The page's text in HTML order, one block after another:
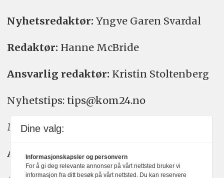
Nyhetsredaktør: Yngve Garen Svardal
Redaktør: Hanne McBride
Ansvarlig redaktør: Kristin Stoltenberg
Nyhetstips: tips@kom24.no
Meninger: meninger@kom24.no
Annonse: annonse@watchmedia.no
Dine valg:
Informasjonskapsler og personvern
For å gi deg relevante annonser på vårt nettsted bruker vi
informasjon fra ditt besøk på vårt nettsted. Du kan reservere